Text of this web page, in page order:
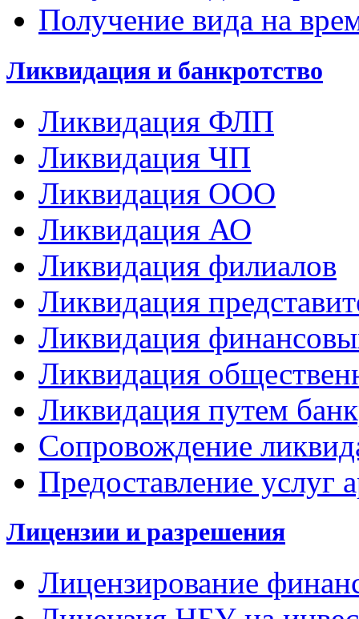
Получение вида на
Ликвидация и банкротство
Ликвидация ФЛП
Ликвидация ЧП
Ликвидация ООО
Ликвидация АО
Ликвидация филиалов
Ликвидация
Ликвидация
Ликвидация
Ликвидация путем
Сопровождение
Предоставление услуг
Лицензии и разрешения
Лицензирование